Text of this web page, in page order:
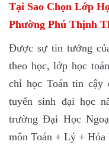
Tại Sao Chọn Lớp
Phường Phú Thịnh
Được sự tin tưởng
theo học, lớp học
chỉ học Toán tin cậy
tuyển sinh đại học
trường Đại Học
môn Toán + Lý + Hóa